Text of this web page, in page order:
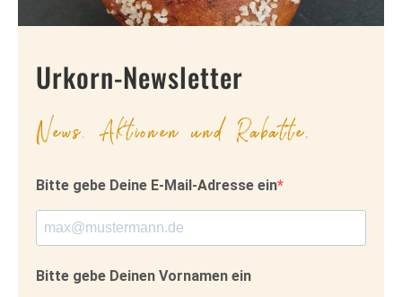
Urkorn-Newsletter
News, Aktionen und Rabatte.
Bitte gebe Deine E-Mail-Adresse ein
Bitte gebe Deinen Vornamen ein